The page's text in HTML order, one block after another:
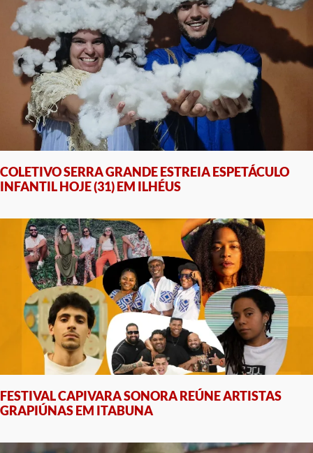
COLETIVO SERRA GRANDE ESTREIA ESPETÁCULO
INFANTIL HOJE (31) EM ILHÉUS
FESTIVAL CAPIVARA SONORA REÚNE ARTISTAS
GRAPIÚNAS EM ITABUNA